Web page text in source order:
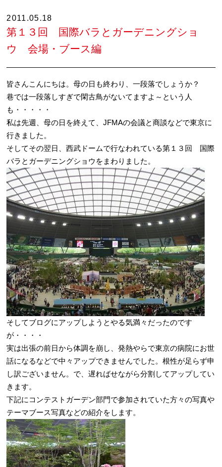
2011.05.18
第１３回 国際バラとガーデニングショ
ウ 会場・ブース編
皆さんこんにちは。母の日も終わり、一段落でしょうか？
巷では一段落しすぎで閑古鳥がないてますよ～という人
も・・・・・
私は先週、母の日を終えて、JFMAの会議と商談などで東京に
行きました。
そしてその翌日、西武ドームで行なわれている第１３回 国際
バラとガーデニングショウをまわりました。
そしてブログにアップしようとやる気満々だったのです
が・・・・
実は出張の前日から体調を崩し、発熱やらで東京の病院にお世
話になるなどで中々アップできませんでした。根性が足らず申
し訳ございません。で、遅ればせながら分割してアップしてい
きます。
下記にコンテストガーデン部門で参加されていた方々の写真や
テーマブース写真などの紹介をします。